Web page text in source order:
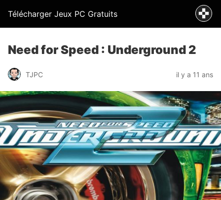
Télécharger Jeux PC Gratuits
Need for Speed : Underground 2
TJPC il y a 11 ans